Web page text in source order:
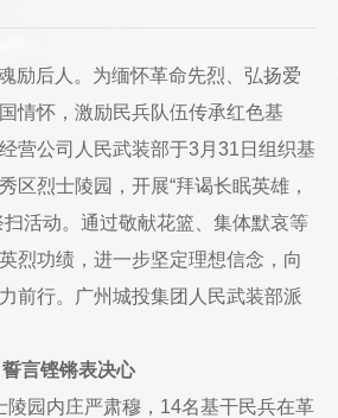
励后人。为缅怀革命先烈、弘扬爱
情怀，激励民兵队伍传承红色基
营公司人民武装部于3月31日组织基
区烈士陵园，开展“拜谒长眠英雄，
扫活动。通过敬献花篮、集体默哀等
烈功绩，进一步坚定理想信念，向
前行。广州城投集团人民武装部派
言铿锵表决心
陵园内庄严肃穆，14名基干民兵在革